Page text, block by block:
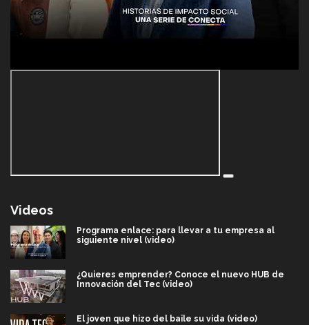
Videos
Programa enlace: para llevar a tu empresa al
siguiente nivel (video)
¿Quieres emprender? Conoce el nuevo HUB de
Innovación del Tec (video)
El joven que hizo del baile su vida (video)